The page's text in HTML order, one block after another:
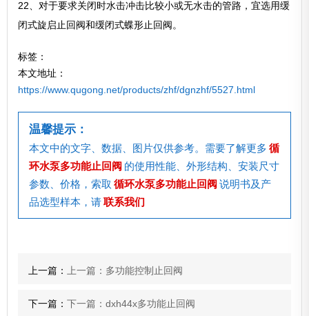
22、对于要求关闭时水击冲击比较小或无水击的管路，宜选用缓
闭式旋启止回阀和缓闭式蝶形止回阀。
标签：
本文地址：
https://www.qugong.net/products/zhf/dgnzhf/5527.html
温馨提示：
本文中的文字、数据、图片仅供参考。需要了解更多 循
环水泵多功能止回阀 的使用性能、外形结构、安装尺寸
参数、价格，索取 循环水泵多功能止回阀 说明书及产
品选型样本，请联系我们
上一篇：上一篇：多功能控制止回阀
下一篇：下一篇：dxh44x多功能止回阀